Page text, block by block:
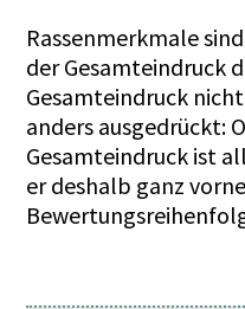
Rassenmerkmale
der Gesamteindruck
Gesamteindruck
anders ausgedrückt:
Gesamteindruck ist
er deshalb ganz